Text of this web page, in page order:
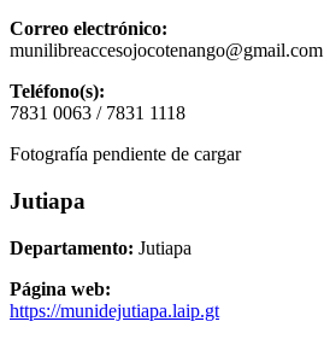
Correo electrónico:
munilibreaccesojocotenango@gmail.com
Teléfono(s):
7831 0063 / 7831 1118
Fotografía pendiente de cargar
Jutiapa
Departamento: Jutiapa
Página web:
https://munidejutiapa.laip.gt